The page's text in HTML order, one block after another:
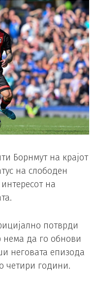
Борнмут на крајот
на слободен
на
потврди
нема да го обнови
неговата епизода
четири години.